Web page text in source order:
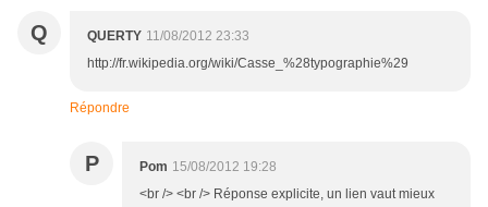
Q QUERTY 11/08/2012 23:33
http://fr.wikipedia.org/wiki/Casse_%28typographie%29
Répondre
P Pom 15/08/2012 19:28
<br /> <br /> Réponse explicite, un lien vaut mieux